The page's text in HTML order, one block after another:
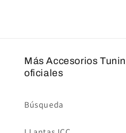
Más Accesorios
oficiales
Búsqueda